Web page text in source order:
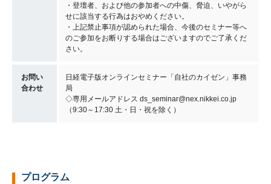
・登壇者、および他の参加者への中傷、脅迫、いやがら
せに該当する行為はおやめください。
・上記禁止事項が認められた場合、今後のセミナー等へ
のご参加をお断りする場合はございますのでご了承くだ
さい。
お問い
合わせ
日経電子版オンラインセミナー「自社のカイゼン」事務
局
◇専用メールアドレス ds_seminar@nex.nikkei.co.jp
（9:30～17:30 土・日・祝を除く）
プログラム